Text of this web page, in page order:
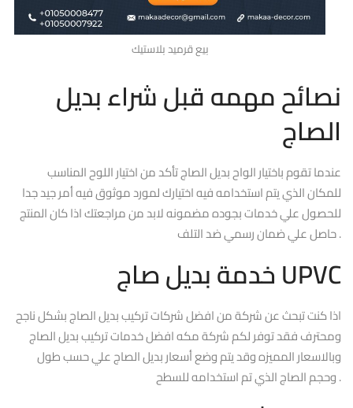
بيع قرميد بلاستيك
نصائح مهمه قبل شراء بديل
الصاج
عندما تقوم باختيار الواح بديل الصاج تأكد من اختيار اللوح المناسب
للمكان الذي يتم استخدامه فيه اختيارك لمورد موثوق فيه أمر جيد جدا
للحصول علي خدمات بجوده مضمونه لابد من مراجعتك اذا كان المنتج
حاصل علي ضمان رسمي ضد التلف .
خدمة بديل صاج UPVC
اذا كنت تبحث عن شركة من افضل شركات تركيب بديل الصاج بشكل ناجح
ومحترف فقد توفر لكم شركة مكه افضل خدمات تركيب بديل الصاج
وبالاسعار المميزه وقد يتم وضع أسعار بديل الصاج علي حسب طول
وحجم الصاج الذي تم استخدامه للسطح .